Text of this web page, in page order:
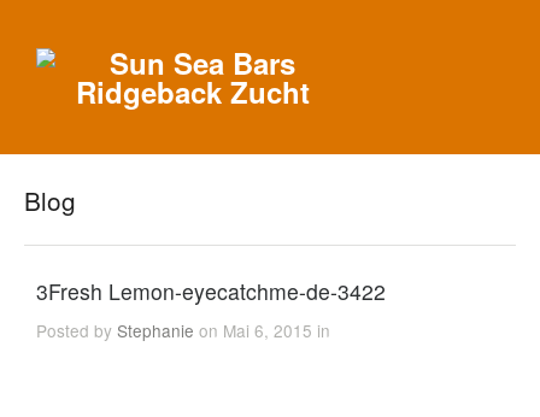
Blog
3Fresh Lemon-eyecatchme-de-3422
Posted byStephanie on Mai 6, 2015 in